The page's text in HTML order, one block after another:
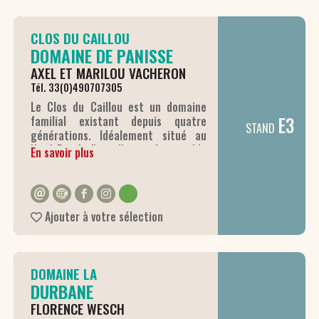
CLOS DU CAILLOU
DOMAINE DE PANISSE
AXEL ET MARILOU VACHERON
Tél. 33(0)490707305
Le Clos du Caillou est un domaine
familial existant depuis quatre
générations. Idéalement situé au
Nord-Est de l'appellation, le vignoble
s'étend sur 9 ha de vignes en AOC
AOC Côtes-du-Rhône, auxquels
s'ajoutent maintenant les vignes du
nouveau Domaine de Panisse.
Biodynamie. Le Domaine de Panisse
est quant à lui certifié Bio depuis le
millésime 2023 ! Nos terroirs,
En savoir plus
Ajouter à votre sélection
STAND E3
DOMAINE LA
DURBANE
FLORENCE WESCH